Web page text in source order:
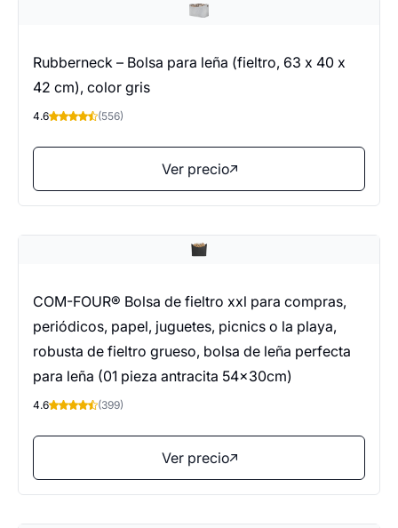
Rubberneck – Bolsa para leña (fieltro, 63 x 40 x
42 cm), color gris
4.6 (556)
Ver precio
COM-FOUR® Bolsa de fieltro xxl para compras,
periódicos, papel, juguetes, picnics o la playa,
robusta de fieltro grueso, bolsa de leña perfecta
para leña (01 pieza antracita 54x30cm)
4.6 (399)
Ver precio